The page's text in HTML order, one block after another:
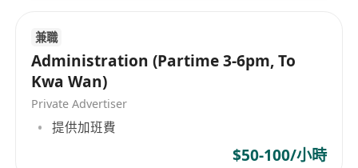
兼職
Administration (Partime 3-6pm, To
Kwa Wan)
Private Advertiser
提供加班費
$50-100/小時